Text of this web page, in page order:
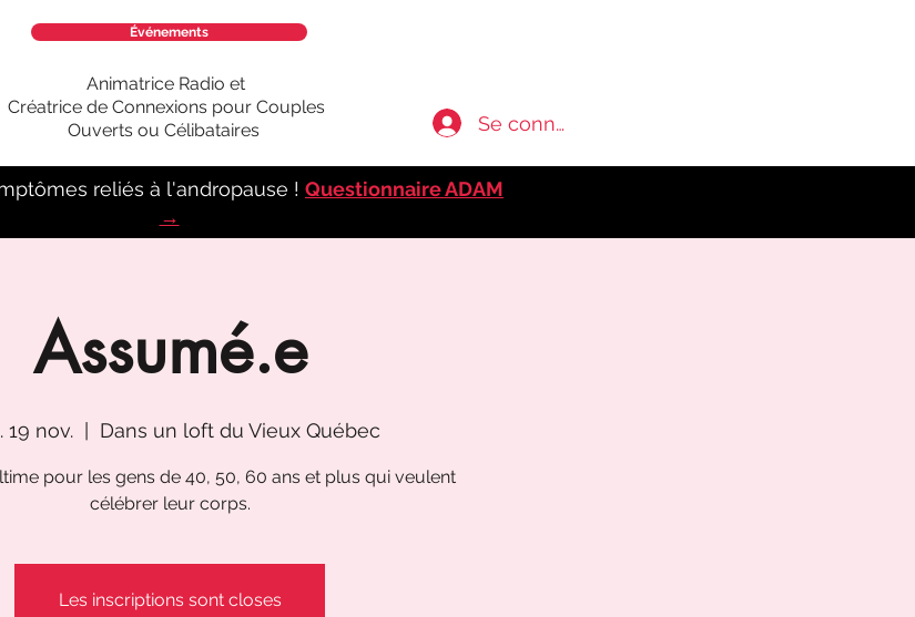
Événements
Animatrice Radio et
Créatrice de Connexions pour Couples
Ouverts ou Célibataires
Se connecter
reliés à l'andropause ! Questionnaire ADAM
→
Assumé.e
19 nov.
  |
Dans un loft du Vieux Québec
pour les gens de 40, 50, 60 ans et plus qui veulent
célébrer leur corps.
Les inscriptions sont closes